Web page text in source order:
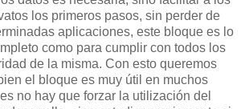
los primeros pasos, sin perder de
aplicaciones, este bloque es lo
como para cumplir con todos los
de la misma. Con esto queremos
el bloque es muy útil en muchos
no hay que forzar la utilización del